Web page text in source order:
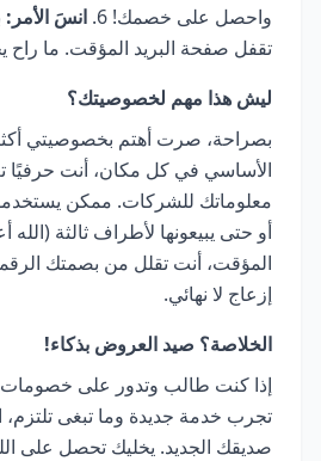
واحصل على خصمك! 6.
انسَ الأمر:
تقفل صفحة البريد المؤقت. ما
ليش هذا مهم لخصوصيتك؟
بصراحة، صرت أهتم بخصوصيتي
الأساسي في كل مكان، أنت
معلوماتك للشركات. ممكن
أو حتى يبيعونها لأطراف ثالثة (الله
المؤقت، أنت تقلل من بصمتك
إزعاج لا نهائي.
الخلاصة؟ صيد العروض بذكاء!
إذا كنت طالب وتدور على
تجرب خدمة جديدة وما تبغى تلتزم،
صديقك الجديد. يخليك تحصل على